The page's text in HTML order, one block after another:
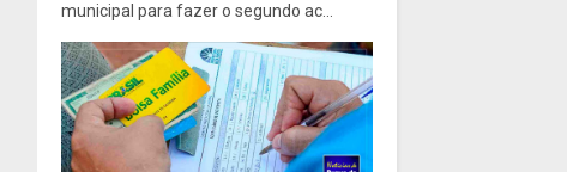
municipal para fazer o segundo ac...